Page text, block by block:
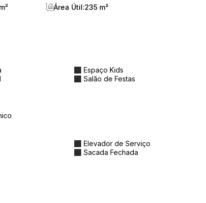
Área Útil:235 m²
Espaço Kids
Salão de Festas
Elevador de Serviço
Sacada Fechada